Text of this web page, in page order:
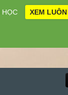
HỌC XEM LUÔN